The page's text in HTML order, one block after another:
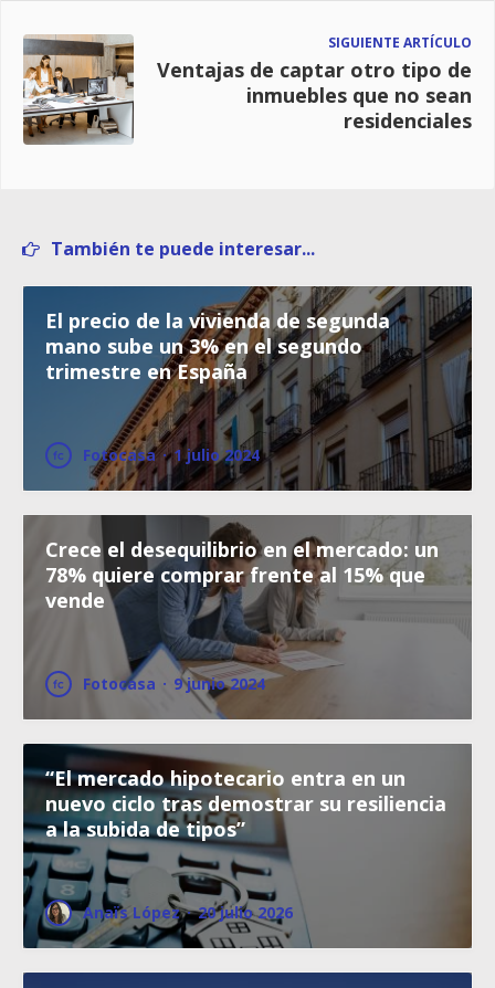
SIGUIENTE ARTÍCULO
Ventajas de captar otro tipo de
inmuebles que no sean
residenciales
También te puede interesar...
El precio de la vivienda de segunda
mano sube un 3% en el segundo
trimestre en España
Fotocasa · 1 julio 2024
Crece el desequilibrio en el mercado: un
78% quiere comprar frente al 15% que
vende
Fotocasa · 9 junio 2024
“El mercado hipotecario entra en un
nuevo ciclo tras demostrar su resiliencia
a la subida de tipos”
Anaïs López · 20 julio 2026